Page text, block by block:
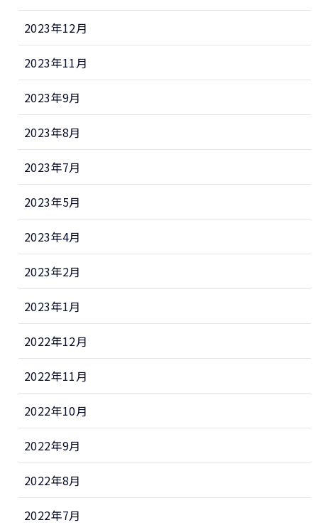
2023年12月
2023年11月
2023年9月
2023年8月
2023年7月
2023年5月
2023年4月
2023年2月
2023年1月
2022年12月
2022年11月
2022年10月
2022年9月
2022年8月
2022年7月